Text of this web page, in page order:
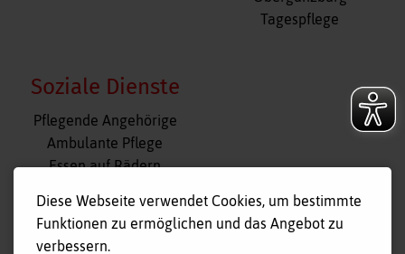
Tagespflege
Soziale Dienste
Navigation
überspringen
Pflegende Angehörige
Ambulante Pflege
Essen auf Rädern
Tagespflege
Hausnotruf
Diese Webseite verwendet Cookies, um bestimmte
Funktionen zu ermöglichen und das Angebot zu
verbessern.